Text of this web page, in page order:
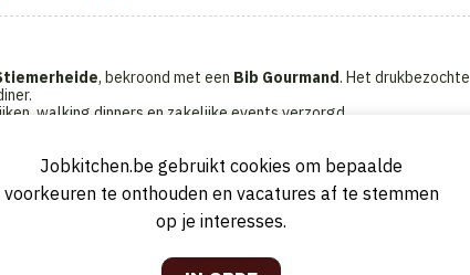
, bekroond met een Bib Gourmand. Het drukbezochte
walking dinners en zakelijke events verzorgd.
op zoek naar een Chef de Partie Banqueting.
ziet ?
Jobkitchen.be gebruikt cookies om bepaalde
voorkeuren te onthouden en vacatures af te stemmen
op je interesses.